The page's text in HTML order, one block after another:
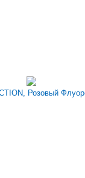
Розовый